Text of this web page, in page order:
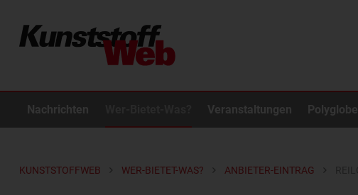
Nachrichten Veranstaltungen Polyglobe
KUNSTSTOFFWEB WER-BIETET-WAS? ANBIETER-EINTRAG